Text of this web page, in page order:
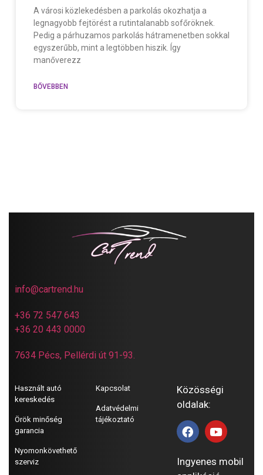
A városi közlekedésben a parkolás okozhatja a
legnagyobb fejtörést a rutintalanabb sofőröknek.
Pedig a párhuzamos parkolás hátramenetben sokkal
egyszerűbb, mint a legtöbben hiszik. Így
manőverezz
BŐVEBBEN
info@cartrend.hu
+36 72 547 643
+36 20 443 0000
7634 Pécs, Pellérdi út 91-93.
Használt autó
kereskedés
Örök minőség
garancia
Nyomonkövethető
szerviz
Kapcsolat
Adatvédelmi
tájékoztató
Közösségi
oldalak:
Ingyenes mobil